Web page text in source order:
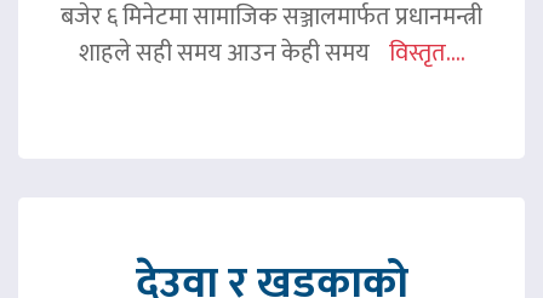
बजेर ६ मिनेटमा सामाजिक सञ्जालमार्फत प्रधानमन्त्री
शाहले सही समय आउन केही समय विस्तृत....
देउवा र खड्काको